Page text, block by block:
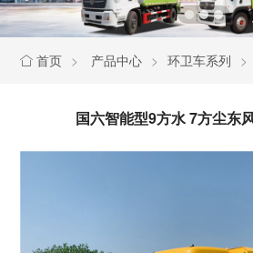
 首页 > 产品中心 > 环卫车系列 >
国六智能型9方水 7方尘东